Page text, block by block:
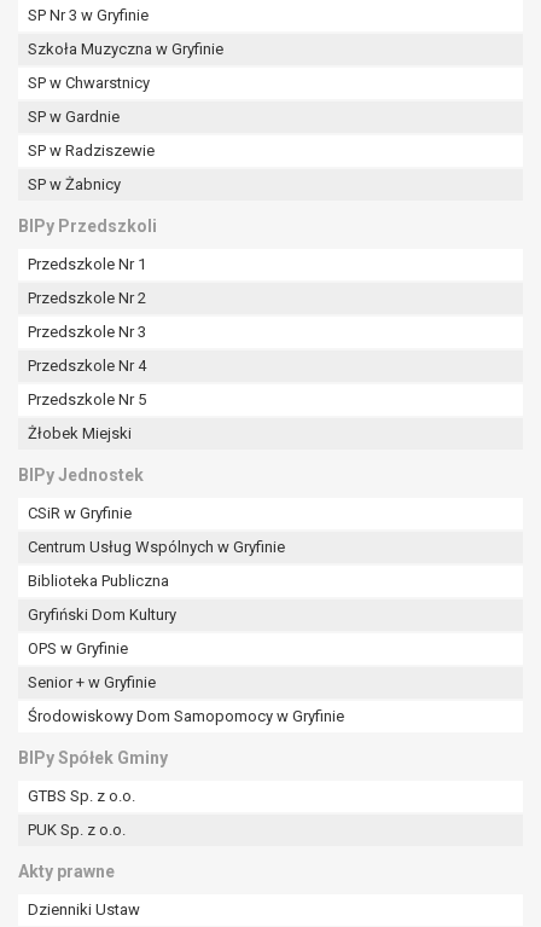
SP Nr 3 w Gryfinie
Szkoła Muzyczna w Gryfinie
SP w Chwarstnicy
SP w Gardnie
SP w Radziszewie
SP w Żabnicy
BIPy Przedszkoli
Przedszkole Nr 1
Przedszkole Nr 2
Przedszkole Nr 3
Przedszkole Nr 4
Przedszkole Nr 5
Żłobek Miejski
BIPy Jednostek
CSiR w Gryfinie
Centrum Usług Wspólnych w Gryfinie
Biblioteka Publiczna
Gryfiński Dom Kultury
OPS w Gryfinie
Senior + w Gryfinie
Środowiskowy Dom Samopomocy w Gryfinie
BIPy Spółek Gminy
GTBS Sp. z o.o.
PUK Sp. z o.o.
Akty prawne
Dzienniki Ustaw
przetwarzania, którego dokonano na podstawie
zgody przed jej cofnięciem.
organu nadzorczego na niezgodne z prawem
przetwarzanie Pani/Pana danych osobowych
przez administratora.
Organem właściwym do wniesienia skargi jest
W zależności od sfery, w której przetwarzane są
dane osobowe, podanie danych osobowych jest
umownym.
Pani/Pana dane nie będą poddawane
zautomatyzowanemu podejmowaniu decyzji, w